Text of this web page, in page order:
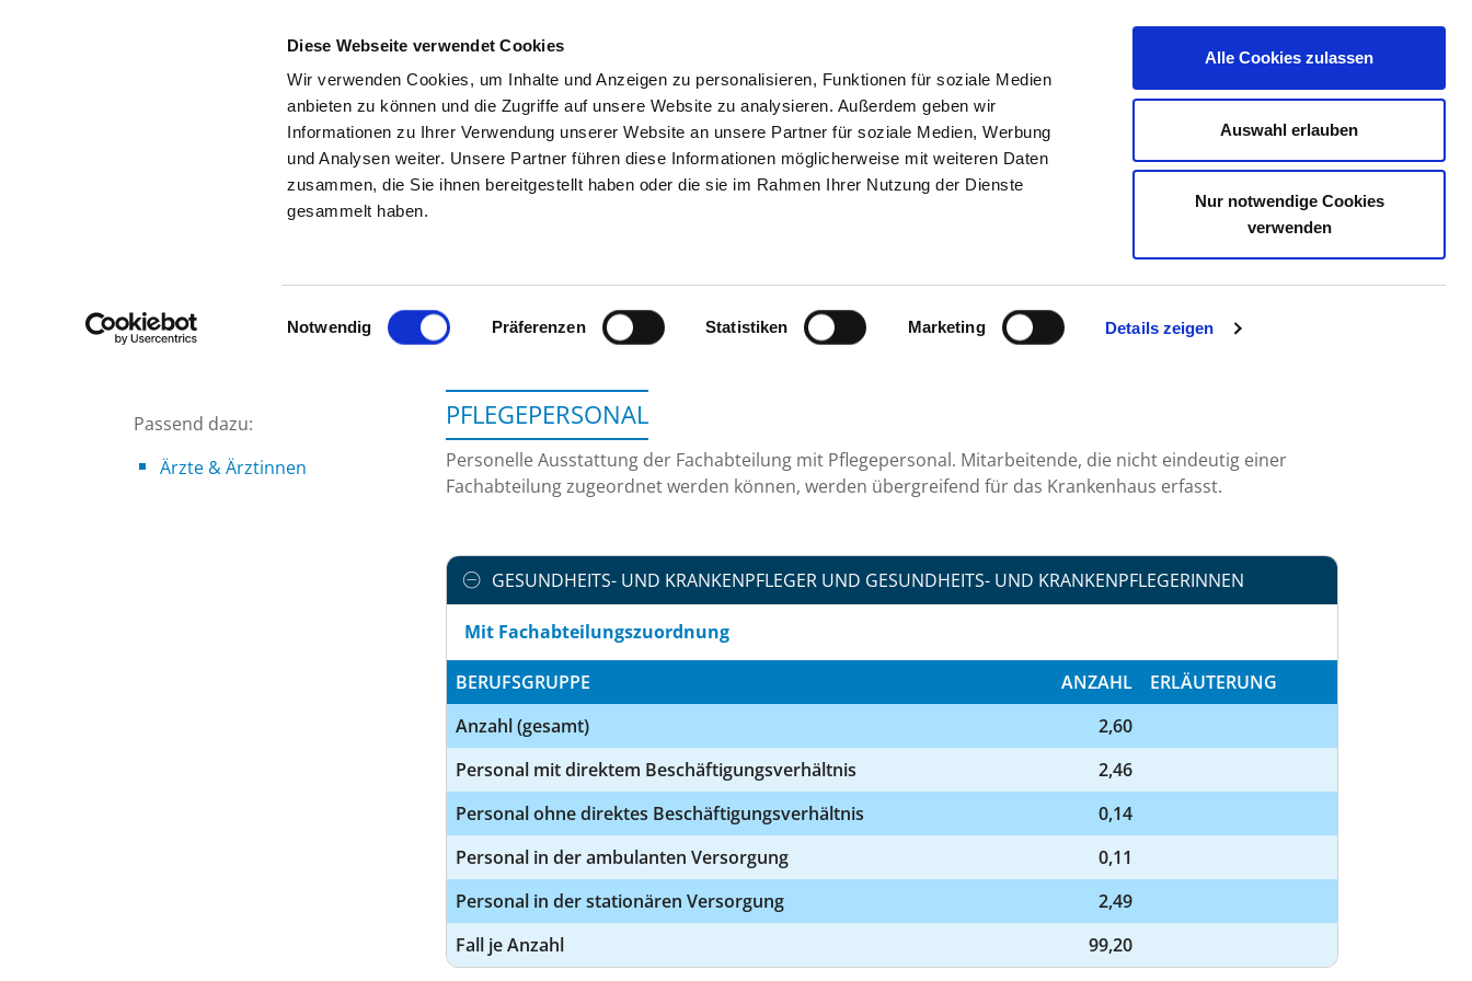
Diese Webseite verwendet Cookies
Wir verwenden Cookies, um Inhalte und Anzeigen zu personalisieren, Funktionen für soziale Medien
anbieten zu können und die Zugriffe auf unsere Website zu analysieren. Außerdem geben wir
Informationen zu Ihrer Verwendung unserer Website an unsere Partner für soziale Medien, Werbung
und Analysen weiter. Unsere Partner führen diese Informationen möglicherweise mit weiteren Daten
zusammen, die Sie ihnen bereitgestellt haben oder die sie im Rahmen Ihrer Nutzung der Dienste
gesammelt haben.
Einwilligungsauswahl
Notwendig Präferenzen Statistiken Marketing Details zeigen
Alle Cookies zulassen
Auswahl erlauben
Nur notwendige Cookies
verwenden
SUCHEN TIPPS & HILFE DAS DKV STELLENBÖRSE KONTAKT IHRE MEINUNG
Startseite der Fachabteilung
Passend dazu:
Ärzte & Ärztinnen
PFLEGEPERSONAL
Personelle Ausstattung der Fachabteilung mit Pflegepersonal. Mitarbeitende, die nicht eindeutig einer
Fachabteilung zugeordnet werden können, werden übergreifend für das Krankenhaus erfasst.
GESUNDHEITS- UND KRANKENPFLEGER UND GESUNDHEITS- UND KRANKENPFLEGERINNEN
Mit Fachabteilungszuordnung
BERUFSGRUPPE ANZAHL
ERLÄUTERUNG
Anzahl (gesamt)
2,60
Personal mit direktem Beschäftigungsverhältnis
2,46
Personal ohne direktes Beschäftigungsverhältnis
0,14
Personal in der ambulanten Versorgung
0,11
Personal in der stationären Versorgung
2,49
Fall je Anzahl
99,20